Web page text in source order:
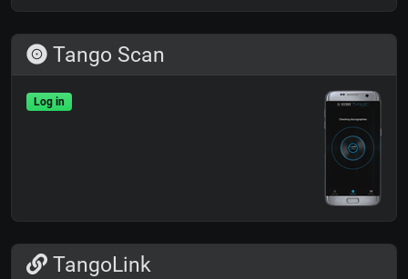
Tango Scan
Log in
TangoLink